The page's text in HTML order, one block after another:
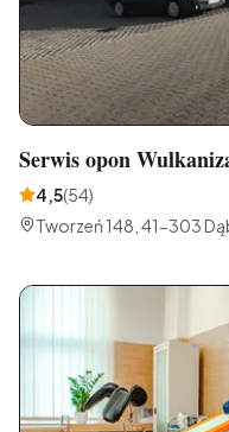
Serwis opon
4,5(54)
Tworzeń 148, 41-303